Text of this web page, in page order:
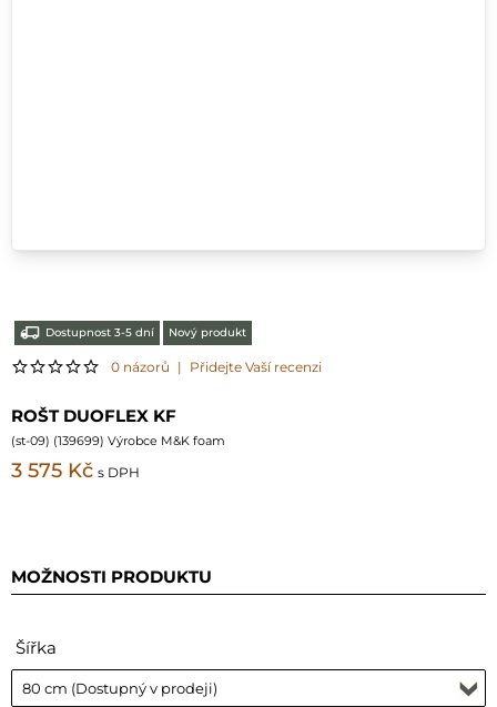
Dostupnost 3-5 dní Nový produkt
0 názorů | Přidejte Vaší recenzi
ROŠT DUOFLEX KF
(st-09) (139699) Výrobce M&K foam
3 575 Kč s DPH
MOŽNOSTI PRODUKTU
Šířka